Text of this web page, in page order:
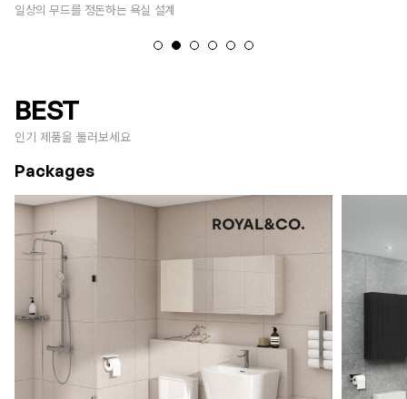
일상의 무드를 정돈하는 욕실 설계
BEST
인기 제품을 둘러보세요
Packages